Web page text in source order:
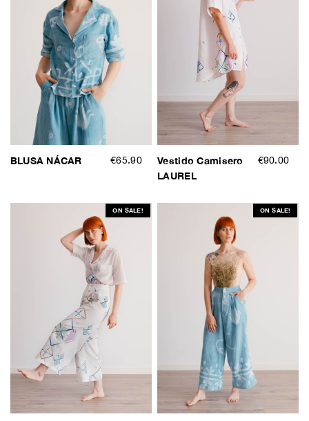
BLUSA NÁCAR €65.90
Vestido Camisero
LAUREL
€90.00
ON SALE! ON SALE!